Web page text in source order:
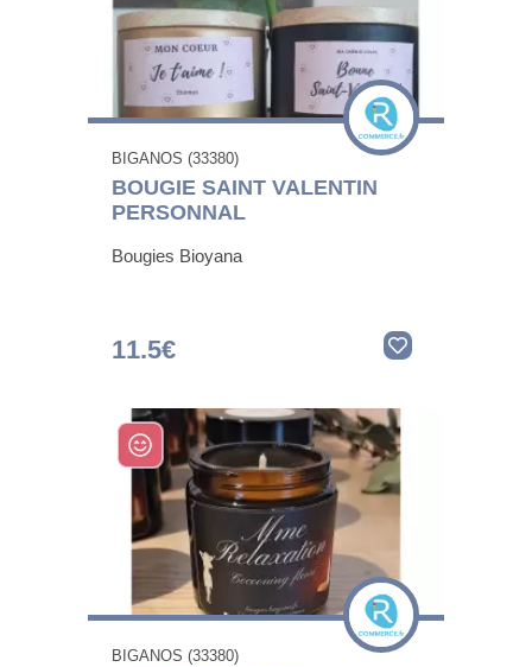
BIGANOS (33380)
BOUGIE SAINT VALENTIN
PERSONNAL
Bougies Bioyana
11.5€
BIGANOS (33380)